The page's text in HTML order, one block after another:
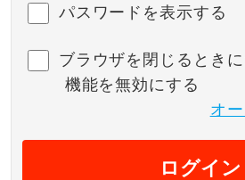
パスワードを表示する
ブラウザを閉じるとき
機能を無効にする
オ
ログイン